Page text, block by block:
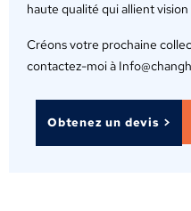
haute qualité qui allient
Créons votre prochaine
contactez-moi à
Obtenez un devis >